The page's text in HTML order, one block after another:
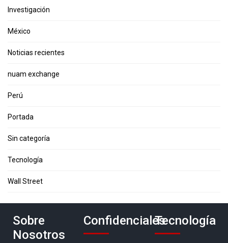
Investigación
México
Noticias recientes
nuam exchange
Perú
Portada
Sin categoría
Tecnología
Wall Street
Sobre
Nosotros
ConfidencialesTecnología